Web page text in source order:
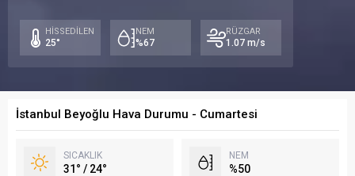
HİSSEDİLEN
25°
NEM
%67
RÜZGAR
1.07 m/s
İstanbul Beyoğlu Hava Durumu - Cumartesi
SICAKLIK
31° / 24°
NEM
%50